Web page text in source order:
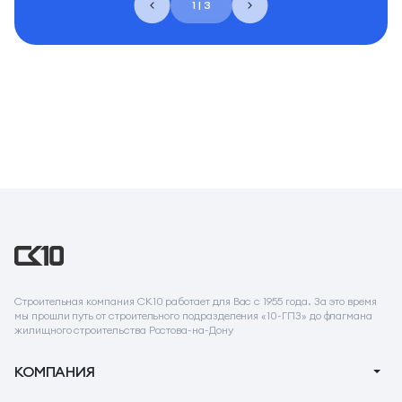
1 | 3
Строительная компания СК10 работает для Вас с 1955 года. За это время
мы прошли путь от строительного подразделения «10-ГПЗ» до флагмана
жилищного строительства Ростова-на-Дону
КОМПАНИЯ